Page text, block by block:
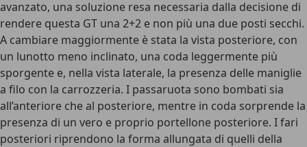
avanzato, una soluzione resa necessaria dalla decisione di
rendere questa GT una 2+2 e non più una due posti secchi.
A cambiare maggiormente è stata la vista posteriore, con
un lunotto meno inclinato, una coda leggermente più
sporgente e, nella vista laterale, la presenza delle maniglie
a filo con la carrozzeria. I passaruota sono bombati sia
all’anteriore che al posteriore, mentre in coda sorprende la
presenza di un vero e proprio portellone posteriore. I fari
posteriori riprendono la forma allungata di quelli della